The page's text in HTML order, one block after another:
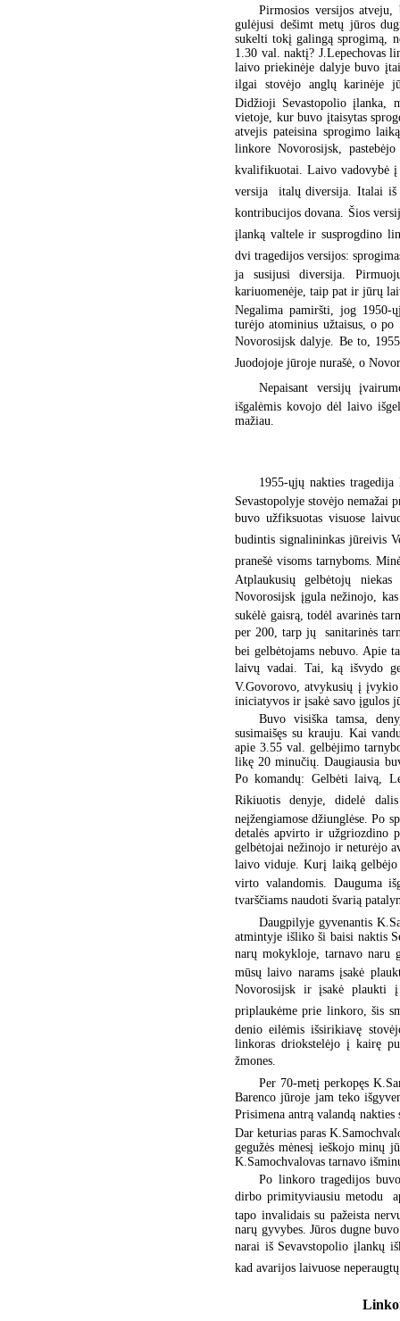
Pirmosios versijos
gulėjusi dešimt metų jūros
sukelti tokį galingą sprogimą,
1.30 val. naktį? J.Lepechovas
laivo priekinėje dalyje buvo
ilgai stovėjo anglų karinėje
Didžioji Sevastopolio įlanka,
vietoje, kur buvo įtaisytas
atvejis pateisina sprogimo
linkore Novorosijsk,
kvalifikuotai. Laivo vadovybė į
versija  italų diversija. Italai iš
kontribucijos dovana. Šios
įlanką valtele ir susprogdino
dvi tragedijos versijos:
ja susijusi diversija.
kariuomenėje, taip pat ir jūrų
Negalima pamiršti, jog 1950-
turėjo atominius užtaisus, o
Novorosijsk dalyje. Be to,
Juodojoje jūroje nurašė, o
Nepaisant versijų
išgalėmis kovojo dėl laivo
mažiau.
1955-ųjų nakties tragedija
Sevastopolyje stovėjo nemažai
buvo užfiksuotas visuose
budintis signalininkas jūreivis
pranešė visoms tarnyboms.
Atplaukusių gelbėtojų
Novorosijsk įgula nežinojo,
sukėlė gaisrą, todėl avarinės
per 200, tarp jų  sanitarinės
bei gelbėtojams nebuvo. Apie
laivų vadai. Tai, ką išvydo
V.Govorovo, atvykusių į
iniciatyvos ir įsakė savo įgulos
Buvo visiška tamsa,
susimaišęs su krauju. Kai
apie 3.55 val. gelbėjimo
likę 20 minučių. Daugiausia
Po komandų: Gelbėti laivą,
Rikiuotis denyje, didelė
neįžengiamose džiunglėse. Po
detalės apvirto ir užgriozdino
gelbėtojai nežinojo ir neturėjo
laivo viduje. Kurį laiką gelbėjo
virto valandomis. Dauguma
tvarščiams naudoti švarią
Daugpilyje gyvenantis
atmintyje išliko ši baisi naktis
narų mokykloje, tarnavo naru
mūsų laivo narams įsakė
Novorosijsk ir įsakė plaukti
priplaukėme prie linkoro, šis
denio eilėmis išsirikiavę
linkoras driokstelėjo į kairę
žmones.
Per 70-metį perkopęs
Barenco jūroje jam teko
Prisimena antrą valandą nakties
Dar keturias paras
gegužės mėnesį ieškojo minų
K.Samochvalovas tarnavo
Po linkoro tragedijos
dirbo primityviausiu metodu 
tapo invalidais su pažeista
narų gyvybes. Jūros dugne
narai iš Sevavstopolio įlankų
kad avarijos laivuose neperaugtų